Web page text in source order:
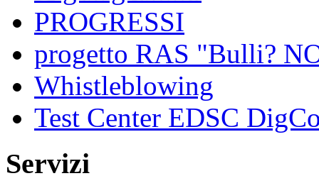
PROGRESSI
progetto RAS "Bulli?
Whistleblowing
Test Center EDSC
Servizi